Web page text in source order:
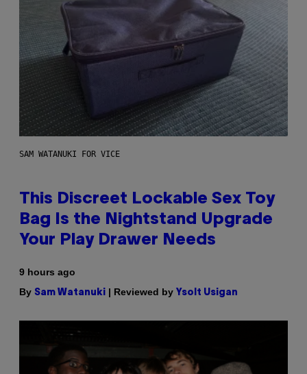
SAM WATANUKI FOR VICE
This Discreet Lockable Sex Toy
Bag Is the Nightstand Upgrade
Your Play Drawer Needs
9 hours ago
By Sam Watanuki | Reviewed by Ysolt Usigan